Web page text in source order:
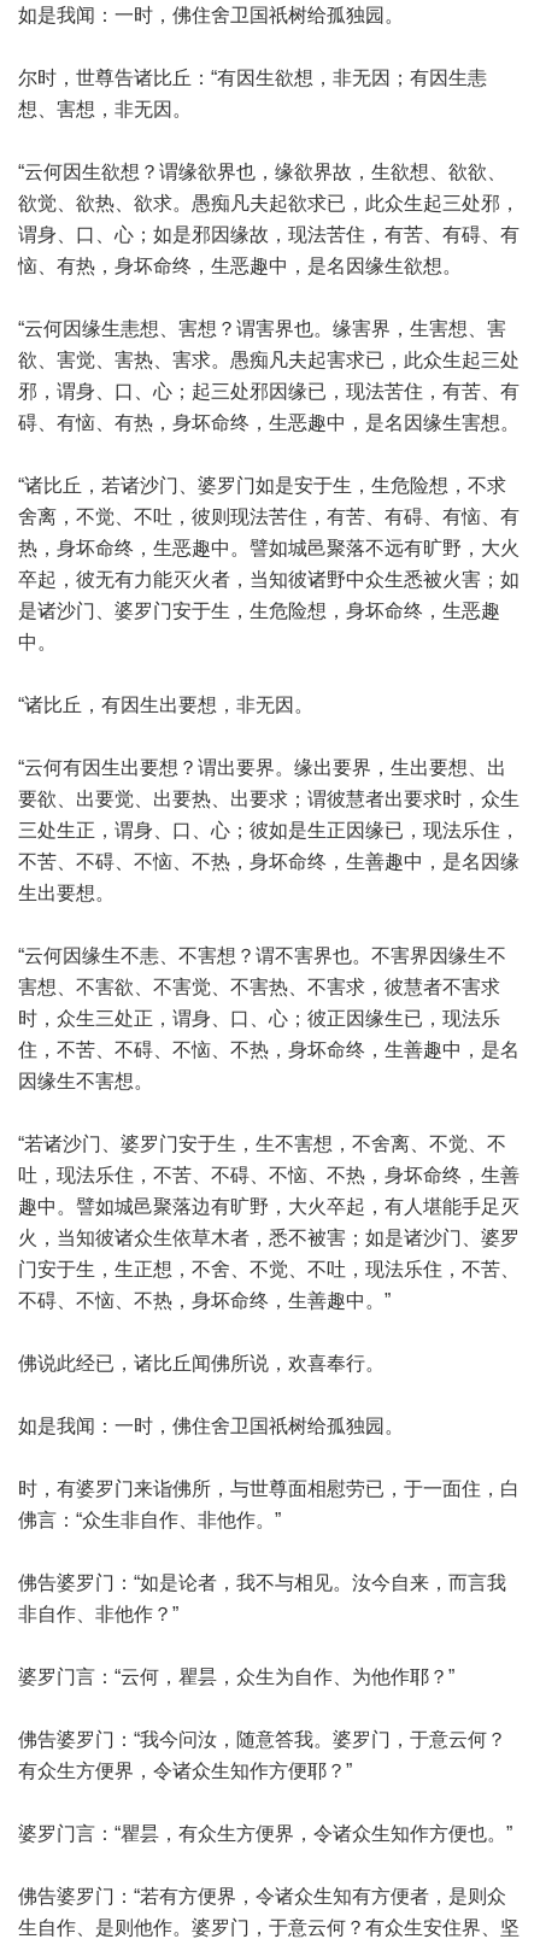
如是我闻：一时，佛住舍卫国祇树给孤独园。
尔时，世尊告诸比丘：“有因生欲想，非无因；有因生恚
想、害想，非无因。
“云何因生欲想？谓缘欲界也，缘欲界故，生欲想、欲欲、
欲觉、欲热、欲求。愚痴凡夫起欲求已，此众生起三处邪，
谓身、口、心；如是邪因缘故，现法苦住，有苦、有碍、有
恼、有热，身坏命终，生恶趣中，是名因缘生欲想。
“云何因缘生恚想、害想？谓害界也。缘害界，生害想、害
欲、害觉、害热、害求。愚痴凡夫起害求已，此众生起三处
邪，谓身、口、心；起三处邪因缘已，现法苦住，有苦、有
碍、有恼、有热，身坏命终，生恶趣中，是名因缘生害想。
“诸比丘，若诸沙门、婆罗门如是安于生，生危险想，不求
舍离，不觉、不吐，彼则现法苦住，有苦、有碍、有恼、有
热，身坏命终，生恶趣中。譬如城邑聚落不远有旷野，大火
卒起，彼无有力能灭火者，当知彼诸野中众生悉被火害；如
是诸沙门、婆罗门安于生，生危险想，身坏命终，生恶趣
中。
“诸比丘，有因生出要想，非无因。
“云何有因生出要想？谓出要界。缘出要界，生出要想、出
要欲、出要觉、出要热、出要求；谓彼慧者出要求时，众生
三处生正，谓身、口、心；彼如是生正因缘已，现法乐住，
不苦、不碍、不恼、不热，身坏命终，生善趣中，是名因缘
生出要想。
“云何因缘生不恚、不害想？谓不害界也。不害界因缘生不
害想、不害欲、不害觉、不害热、不害求，彼慧者不害求
时，众生三处正，谓身、口、心；彼正因缘生已，现法乐
住，不苦、不碍、不恼、不热，身坏命终，生善趣中，是名
因缘生不害想。
“若诸沙门、婆罗门安于生，生不害想，不舍离、不觉、不
吐，现法乐住，不苦、不碍、不恼、不热，身坏命终，生善
趣中。譬如城邑聚落边有旷野，大火卒起，有人堪能手足灭
火，当知彼诸众生依草木者，悉不被害；如是诸沙门、婆罗
门安于生，生正想，不舍、不觉、不吐，现法乐住，不苦、
不碍、不恼、不热，身坏命终，生善趣中。”
佛说此经已，诸比丘闻佛所说，欢喜奉行。
如是我闻：一时，佛住舍卫国祇树给孤独园。
时，有婆罗门来诣佛所，与世尊面相慰劳已，于一面住，白
佛言：“众生非自作、非他作。”
佛告婆罗门：“如是论者，我不与相见。汝今自来，而言我
非自作、非他作？”
婆罗门言：“云何，瞿昙，众生为自作、为他作耶？”
佛告婆罗门：“我今问汝，随意答我。婆罗门，于意云何？
有众生方便界，令诸众生知作方便耶？”
婆罗门言：“瞿昙，有众生方便界，令诸众生知作方便也。”
佛告婆罗门：“若有方便界，令诸众生知有方便者，是则众
生自作、是则他作。婆罗门，于意云何？有众生安住界、坚